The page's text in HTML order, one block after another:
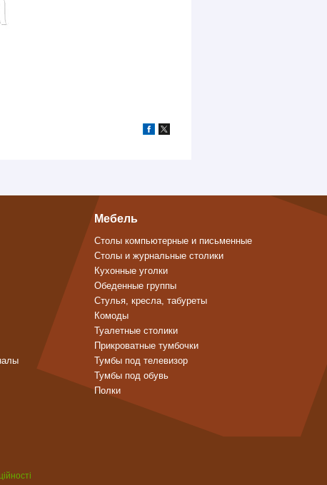
Мебель
Столы компьютерные и письменные
Столы и журнальные столики
Кухонные уголки
Обеденные группы
Стулья, кресла, табуреты
Комоды
Туалетные столики
Прикроватные тумбочки
Тумбы под телевизор
Тумбы под обувь
Полки